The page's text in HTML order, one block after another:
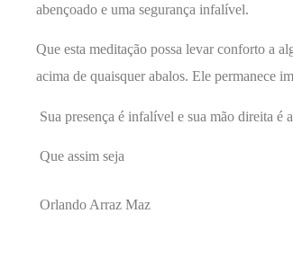
abençoado e uma segurança infalível.
Que esta meditação possa levar conforto a
acima de quaisquer abalos. Ele permanece
Sua presença é infalível e sua mão direita é
Que assim seja
Orlando Arraz Maz